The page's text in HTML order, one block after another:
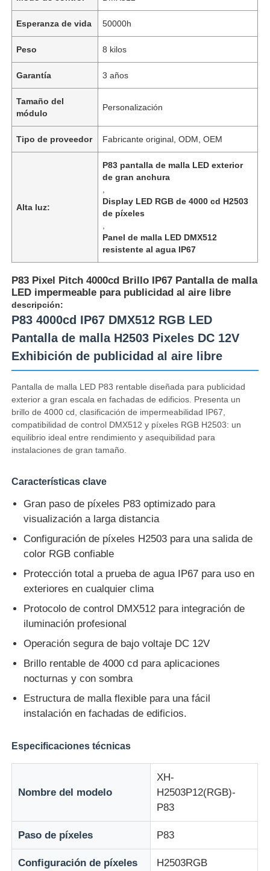
Productos
Sobre nosotros
Visita a la fábrica
Control de calidad
Contacta con nosotros
Noticias
Todos los casos
Solicitar una cita
Pantalla de malla LED
Visualización de malla LED
Pantalla de película transparente LED
Display LED transparente
Pantalla LED voladora para drones
Pantalla de LED holográfica
Pantalla de rejilla LED
pantalla de visualización transparente
Esperanza de vida 50000h
Peso 8 kilos
Garantía 3 años
Tamaño del
módulo
Personalización
Tipo de proveedor Fabricante original, ODM, OEM
Alta luz:
P83 pantalla de malla LED exterior
de gran anchura
Display LED RGB de 4000 cd H2503
de píxeles
Panel de malla LED DMX512
resistente al agua IP67
P83 Pixel Pitch 4000cd Brillo IP67 Pantalla de malla
LED impermeable para publicidad al aire libre
descripción:
P83 4000cd IP67 DMX512 RGB LED
Pantalla de malla H2503 Pixeles DC 12V
Exhibición de publicidad al aire libre
Pantalla de malla LED P83 rentable diseñada para publicidad
exterior a gran escala en fachadas de edificios. Presenta un
brillo de 4000 cd, clasificación de impermeabilidad IP67,
compatibilidad de control DMX512 y píxeles RGB H2503: un
equilibrio ideal entre rendimiento y asequibilidad para
instalaciones de gran tamaño.
Características clave
Gran paso de píxeles P83 optimizado para
visualización a larga distancia
Configuración de píxeles H2503 para una salida de
color RGB confiable
Protección total a prueba de agua IP67 para uso en
exteriores en cualquier clima
Protocolo de control DMX512 para integración de
iluminación profesional
Operación segura de bajo voltaje DC 12V
Brillo rentable de 4000 cd para aplicaciones
nocturnas y con sombra
Estructura de malla flexible para una fácil
instalación en fachadas de edificios.
Especificaciones técnicas
Nombre del modelo
XH-
H2503P12(RGB)-
P83
Paso de píxeles P83
Configuración de píxeles H2503RGB